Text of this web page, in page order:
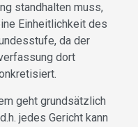
standhalten muss,
Einheitlichkeit des
da der
dort
geht grundsätzlich
jedes Gericht kann